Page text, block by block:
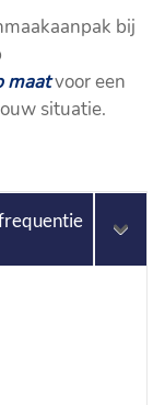
bij
maatvoor een
situatie.